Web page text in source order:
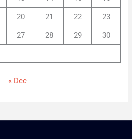
20 21 22 23
27 28 29 30
« Dec